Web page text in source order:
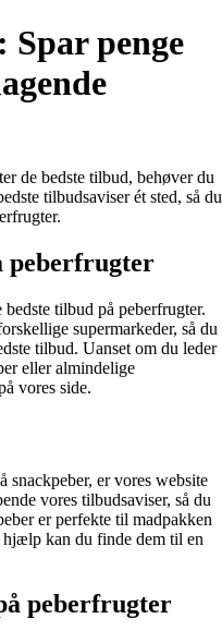
penge
de bedste tilbud, behøver du
tilbudsaviser ét sted, så du
peberfrugter
tilbud på peberfrugter.
supermarkeder, så du
tilbud. Uanset om du leder
eller almindelige
vores side.
er vores website
vores tilbudsaviser, så du
er perfekte til madpakken
hjælp kan du finde dem til en
peberfrugter